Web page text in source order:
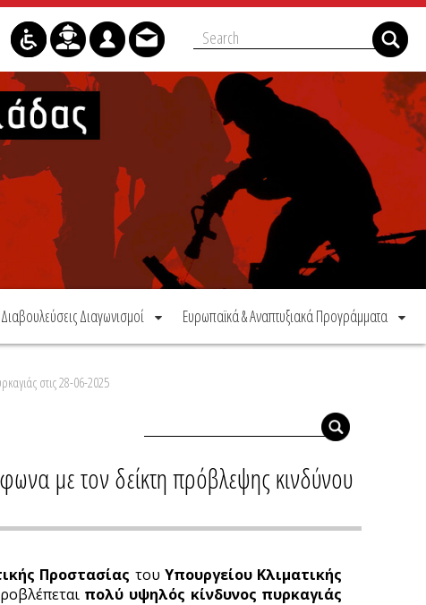
Διαγωνισμοί Ευρωπαϊκά & Αναπτυξιακά Προγράμματα
στις 28-06-2025
με τον δείκτη πρόβλεψης κινδύνου
Προστασίας του Υπουργείου Κλιματικής
πολύ υψηλός κίνδυνος πυρκαγιάς